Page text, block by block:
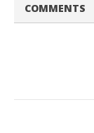
COMMENTS